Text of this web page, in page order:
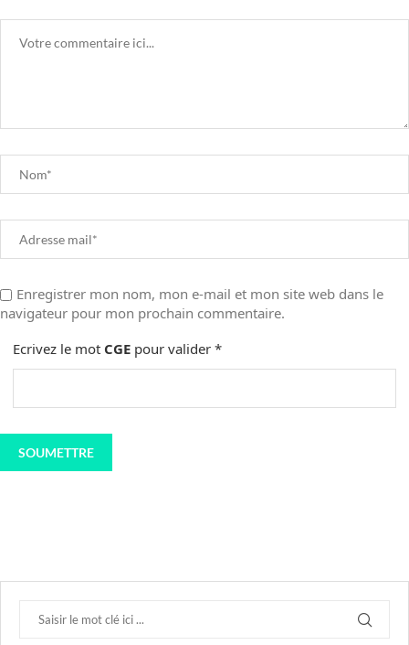
Enregistrer mon nom, mon e-mail et mon site web dans le
navigateur pour mon prochain commentaire.
Ecrivez le mot CGE pour valider *